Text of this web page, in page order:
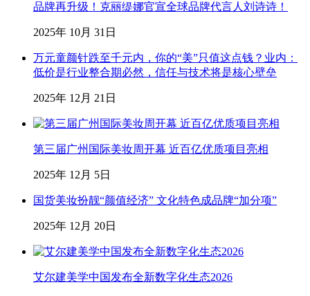
品牌再升级！克丽缇娜官宣全球品牌代言人刘诗诗！
2025年 10月 31日
万元童颜针跌至千元内，你的“美”只值这点钱？业内：
低价是行业整合期必然，信任与技术将是核心壁垒
2025年 12月 21日
第三届广州国际美妆周开幕 近百亿优质项目亮相
2025年 12月 5日
国货美妆扮靓“颜值经济” 文化特色成品牌“加分项”
2025年 12月 20日
艾尔建美学中国发布全新数字化生态2026